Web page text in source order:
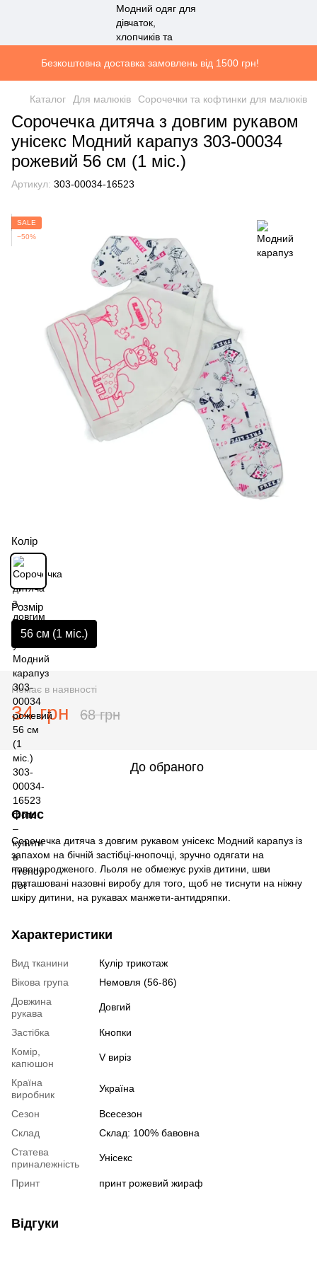
Безкоштовна доставка замовлень від 1500 грн!
Каталог Для малюків Сорочечки та кофтинки для малюків
Сорочечка дитяча з довгим рукавом
унісекс Модний карапуз 303-00034
рожевий 56 см (1 мiс.)
Артикул: 303-00034-16523
SALE
−50%
Колір
Розмір
56 см (1 мiс.)
Немає в наявності
34 грн 68 грн
До обраного
Опис
Сорочечка дитяча з довгим рукавом унісекс Модний карапуз із
запахом на бічній застібці-кнопочці, зручно одягати на
новонародженого. Льоля не обмежує рухів дитини, шви
розташовані назовні виробу для того, щоб не тиснути на ніжну
шкіру дитини, на рукавах манжети-антидряпки.
Характеристики
Вид тканини
Кулір трикотаж
Вікова група
Немовля (56-86)
Довжина
рукава
Довгий
Застібка
Кнопки
Комір,
капюшон
V виріз
Країна
виробник
Україна
Сезон
Всесезон
Склад
Склад: 100% бавовна
Статева
приналежність
Унісекс
Принт принт рожевий жираф
Відгуки